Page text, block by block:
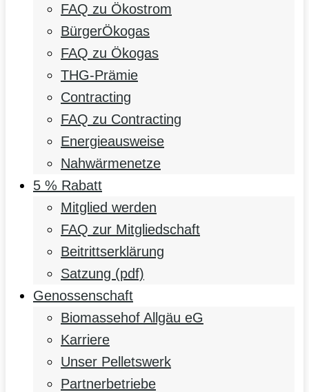
FAQ zu Ökostrom
BürgerÖkogas
FAQ zu Ökogas
THG-Prämie
Contracting
FAQ zu Contracting
Energieausweise
Nahwärmenetze
5 % Rabatt
Mitglied werden
FAQ zur Mitgliedschaft
Beitrittserklärung
Satzung (pdf)
Genossenschaft
Biomassehof Allgäu eG
Karriere
Unser Pelletswerk
Partnerbetriebe